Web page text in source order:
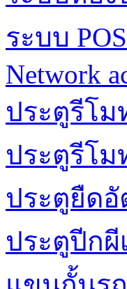
ระบบ POS
Network
ประตูรีโม
ประตูรีโม
ประตูยืด
ประตูปีกผี